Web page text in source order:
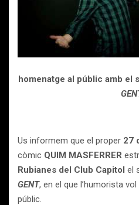
homenatge al públic amb el
Us informem que el proper 27
còmic QUIM MASFERRER
Rubianes del Club Capitol el
GENT, en el que l’humorista
públic.